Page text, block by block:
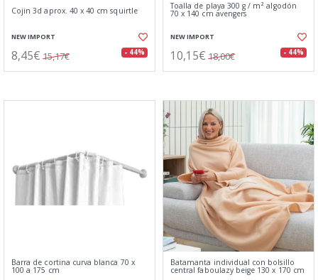
Cojin 3d aprox. 40 x 40 cm squirtle
NEW IMPORT
8,45€ 15,17€ - 44%
Toalla de playa 300 g / m² algodón
70 x 140 cm avengers
NEW IMPORT
10,15€ 18,00€ - 44%
Barra de cortina curva blanca 70 x
100 a 175 cm
Batamanta individual con bolsillo
central faboulazy beige 130 x 170 cm